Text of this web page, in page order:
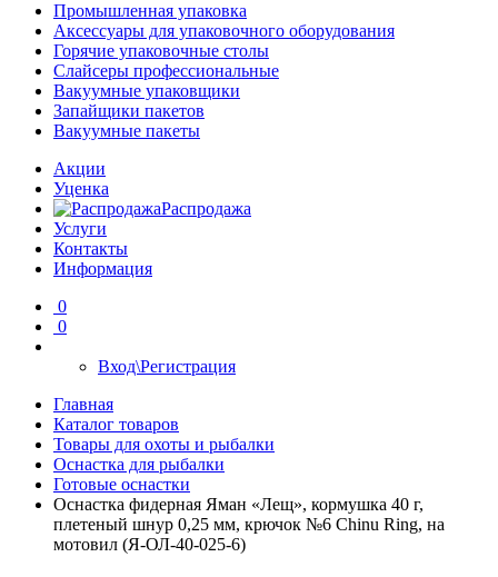
Промышленная упаковка
Аксессуары для упаковочного оборудования
Горячие упаковочные столы
Слайсеры профессиональные
Вакуумные упаковщики
Запайщики пакетов
Вакуумные пакеты
Акции
Уценка
Распродажа
Услуги
Контакты
Информация
0
0
Вход\Регистрация
Главная
Каталог товаров
Товары для охоты и рыбалки
Оснастка для рыбалки
Готовые оснастки
Оснастка фидерная Яман «Лещ», кормушка 40 г,
плетеный шнур 0,25 мм, крючок №6 Chinu Ring, на
мотовил (Я-ОЛ-40-025-6)